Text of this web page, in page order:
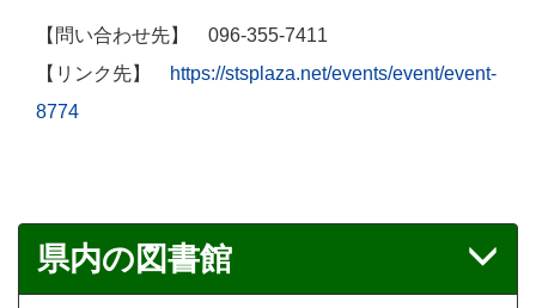
【問い合わせ先】 096-355-7411
【リンク先】
https://stsplaza.net/events/event/event-
8774
県内の図書館